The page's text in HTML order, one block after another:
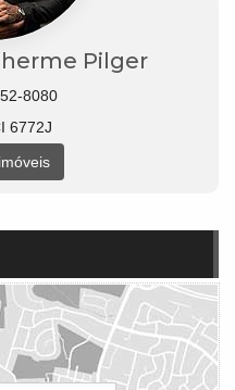
Pilger
8080
6772J